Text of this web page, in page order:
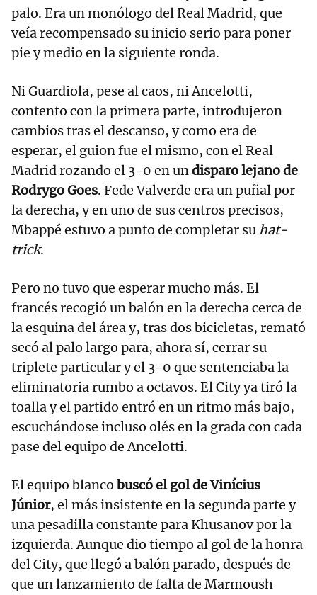
palo. Era un monólogo del Real Madrid, que
veía recompensado su inicio serio para poner
pie y medio en la siguiente ronda.
Ni Guardiola, pese al caos, ni Ancelotti,
contento con la primera parte, introdujeron
cambios tras el descanso, y como era de
esperar, el guion fue el mismo, con el Real
Madrid rozando el 3-0 en undisparo lejano de
Rodrygo Goes. Fede Valverde era un puñal por
la derecha, y en uno de sus centros precisos,
Mbappé estuvo a punto de completar suhat-
trick.
Pero no tuvo que esperar mucho más. El
francés recogió un balón en la derecha cerca de
la esquina del área y, tras dos bicicletas, remató
secó al palo largo para, ahora sí, cerrar su
triplete particular y el 3-0 que sentenciaba la
eliminatoria rumbo a octavos. El City ya tiró la
toalla y el partido entró en un ritmo más bajo,
escuchándose incluso olés en la grada con cada
pase del equipo de Ancelotti.
El equipo blanco buscó el gol de Vinícius
Júnior, el más insistente en la segunda parte y
una pesadilla constante para Khusanov por la
izquierda. Aunque dio tiempo al gol de la honra
del City, que llegó a balón parado, después de
que un lanzamiento de falta de Marmoush